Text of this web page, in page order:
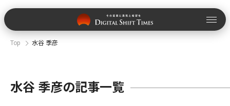
Top 水谷 季彦
水谷 季彦の記事一覧